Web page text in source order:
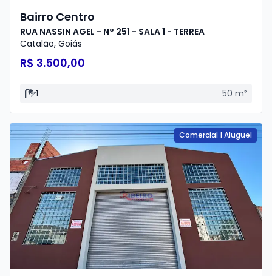
Bairro Centro
RUA NASSIN AGEL - N° 251 - SALA 1 - TERREA
Catalão, Goiás
R$ 3.500,00
1 50 m²
Comercial |Aluguel